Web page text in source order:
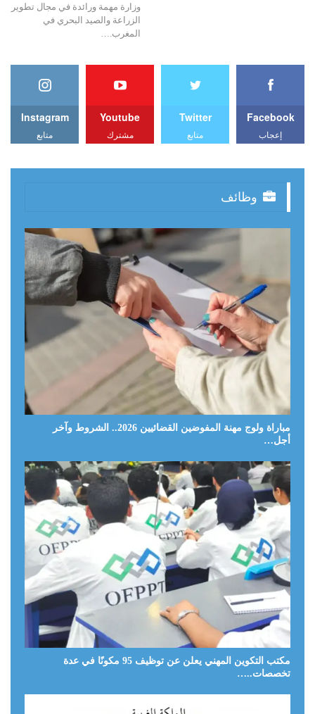
وزارة مهمة ورائدة في مجال تطوير
الزراعة والصيد البحري في
المغرب.…
Facebook
إعجاب
Twitter
متابع
Youtube
مشترك
Instagram
متابع
وظائف
مباراة ولوج مهنة المفوضين القضائيين 2026.. الشروط وآخر
أجل…
مكتب التكوين المهني يعلن عن توظيف 95 مكونًا في عدة
تخصصات..…